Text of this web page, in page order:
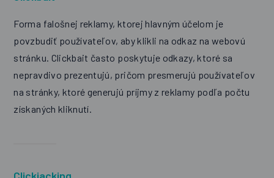
Forma falošnej reklamy, ktorej hlavným účelom je
povzbudiť používateľov, aby klikli na odkaz na webovú
stránku. Clickbait často poskytuje odkazy, ktoré sa
nepravdivo prezentujú, pričom presmerujú používateľov
na stránky, ktoré generujú príjmy z reklamy podľa počtu
získaných kliknutí.